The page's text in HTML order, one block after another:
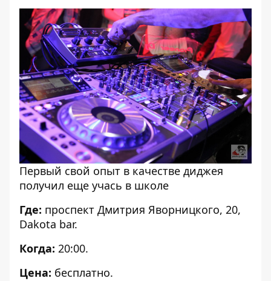
Первый свой опыт в качестве диджея
получил еще учась в школе
Где: проспект Дмитрия Яворницкого, 20,
Dakota bar.
Когда: 20:00.
Цена: бесплатно.